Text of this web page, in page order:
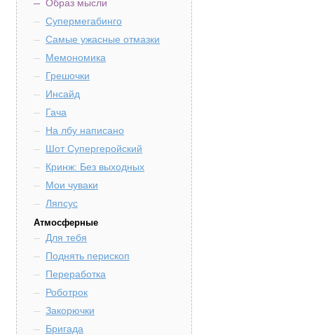
Образ мысли
Супермегабинго
Самые ужасные отмазки
Мемономика
Грешочки
Инсайд
Гача
На лбу написано
Шот Супергеройский
Кринж: Без выходных
Мои чуваки
Ляпсус
Атмосферные
Для тебя
Поднять перископ
Переработка
Роботрок
Закорючки
Бригада